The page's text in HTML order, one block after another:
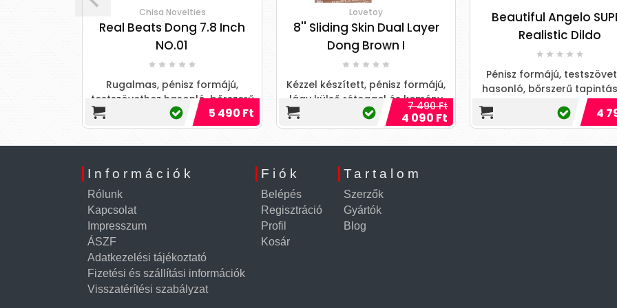
Chisa Novelties
Real Beats Dong 7.8 Inch
NO.01
Rugalmas, pénisz formájú,
testszövethez hasonló, bőrszerű
tapintású anyagból készült,
motor nélküli, kissé ívelt, e
5 490 Ft
Lovetoy
8'' Sliding Skin Dual Layer
Dong Brown I
Kézzel készített, pénisz formájú,
lágy külső réteggel és kemény
belső maggal rendelkező,
testszövethez hasonló, bőr
7 490 Ft
4 090 Ft
Beautiful Angelo
Realistic Dildo
Pénisz formájú,
hasonló, bőrszerű
nagyon rugalmas
készült, motor nélküli, 4
Információk
Rólunk
Kapcsolat
Impresszum
ÁSZF
Adatkezelési tájékoztató
Fizetési és szállítási információk
Visszatérítési szabályzat
Fiók
Belépés
Regisztráció
Profil
Kosár
Tartalom
Szerzők
Gyártók
Blog